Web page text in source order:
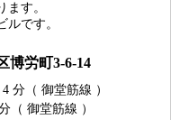
す。
です。
博労町3-6-14
4 分（ 御堂筋線 ）
（ 御堂筋線 ）